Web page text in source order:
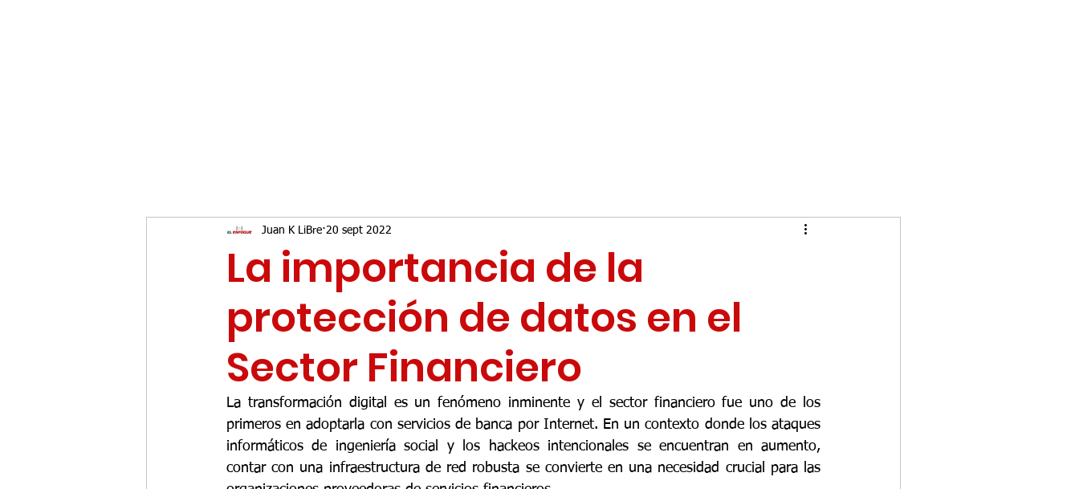
La importancia de la
protección de datos en el
Sector Financiero
Juan K LiBre 20 sept 2022
La transformación digital es un fenómeno inminente y el sector financiero fue uno de los
primeros en adoptarla con servicios de banca por Internet. En un contexto donde los ataques
informáticos de ingeniería social y los hackeos intencionales se encuentran en aumento,
contar con una infraestructura de red robusta se convierte en una necesidad crucial para las